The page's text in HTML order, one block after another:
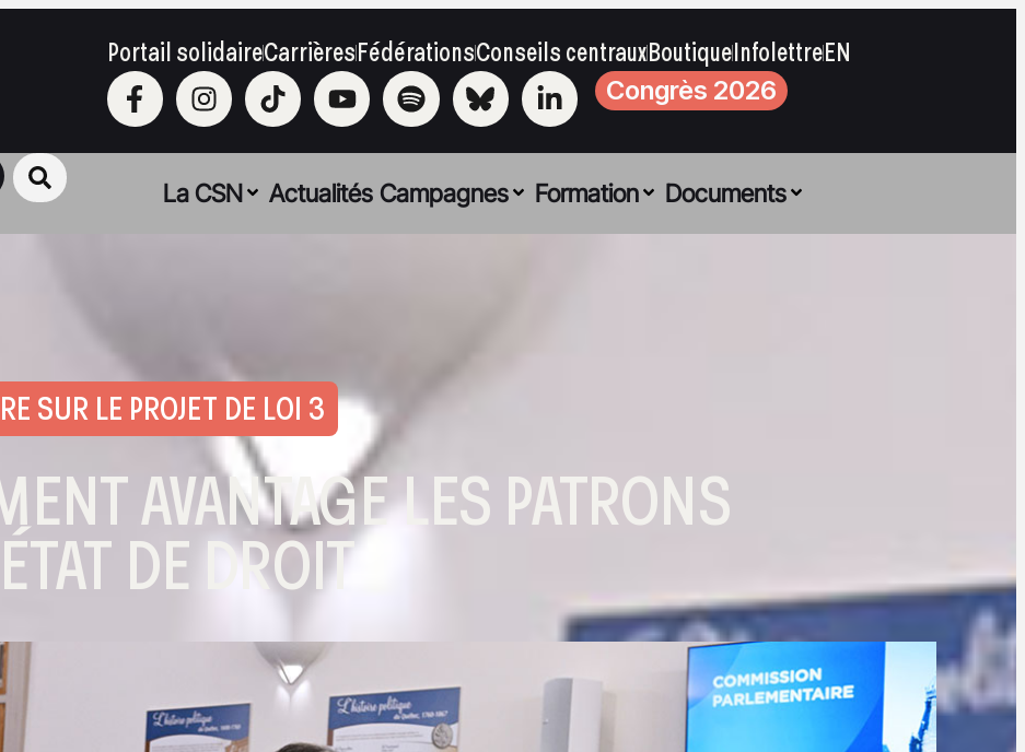
Portail solidaireCarrièresFédérationsConseils centrauxBoutiqueInfolettreEN
Congrès 2026
La CSN Actualités Campagnes Formation Documents
SUR LE PROJET DE LOI 3
AVANTAGE LES PATRONS
DE DROIT